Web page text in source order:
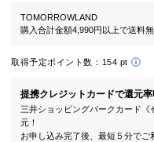
TOMORROWLAND
購入合計金額4,990円以上で送料
取得予定ポイント数： 154 pt
提携クレジットカードで還元
三井ショッピングパークカード
元！
お申し込み完了後、最短５分でご